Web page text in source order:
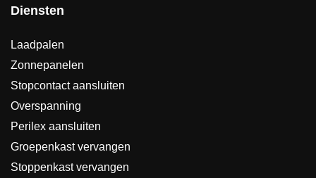
Diensten
Laadpalen
Zonnepanelen
Stopcontact aansluiten
Overspanning
Perilex aansluiten
Groepenkast vervangen
Stoppenkast vervangen